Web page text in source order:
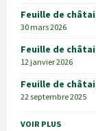
Feuille de
30 mars 2026
Feuille de
12 janvier 2026
Feuille de
22 septembre 2025
VOIR PLUS